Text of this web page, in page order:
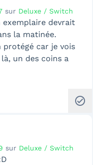
sur Deluxe / Switch
devrait
la matinée.
protégé car je vois
un des coins a
check_circle
sur Deluxe / Switch